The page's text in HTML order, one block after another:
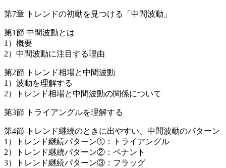
第7章 トレンドの初動を見つける「中間波動」
第1節 中間波動とは
1）概要
2）中間波動に注目する理由
第2節 トレンド相場と中間波動
1）波動を理解する
2）トレンド相場と中間波動の関係について
第3節 トライアングルを理解する
第4節 トレンド継続のときに出やすい、中間波動のパターン
1）トレンド継続パターン①：トライアングル
2）トレンド継続パターン②：ペナント
3）トレンド継続パターン③：フラッグ